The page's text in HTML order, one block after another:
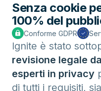
Senza cookie
100% del
Conforme GDPR
Ignite è stato
revisione legale
esperti in privacy
di tutti i requisiti,